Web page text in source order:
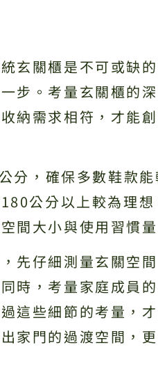
玄關櫃是不可或缺
步。考量玄關櫃的
納需求相符，才能
分，確保多數鞋款
公分以上較為理
間大小與使用習慣量
先仔細測量玄關空
時，考量家庭成員
這些細節的考量，
家門的過渡空間，